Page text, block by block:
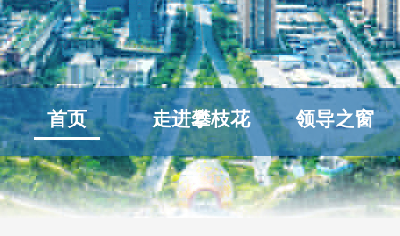
首页 走进攀枝花 领导之窗